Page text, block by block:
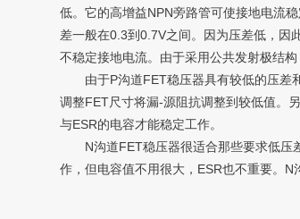
低。它的高增益NPN旁路管可使接地电流
差一般在0.3到0.7V之间。因为压差低，因
不稳定接地电流。由于采用公共发射极结
由于P沟道FET稳压器具有较低的压差和
调整FET尺寸将漏-源阻抗调整到较低值。
与ESR的电容才能稳定工作。
N沟道FET稳压器很适合那些要求低压差
作，但电容值不用很大，ESR也不重要。